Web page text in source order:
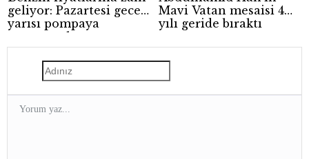
geliyor: Pazartesi gece
yarısı pompaya
yansıyacak
Mavi Vatan mesaisi 4
yılı geride bıraktı